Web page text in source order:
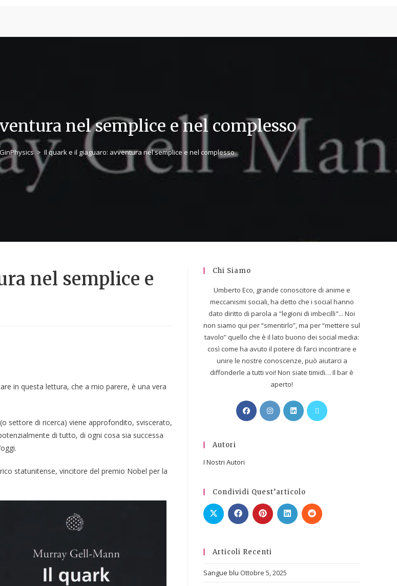
nel semplice e nel complesso
> Il quark e il giaguaro: avventura nel semplice e nel complesso
nel semplice e
in questa lettura, che a mio parere, è una vera
settore di ricerca) viene approfondito, sviscerato,
di tutto, di ogni cosa sia successa
statunitense, vincitore del premio Nobel per la
Chi Siamo
Umberto Eco, grande conoscitore di anime e
meccanismi sociali, ha detto che i social hanno
dato diritto di parola a "legioni di imbecilli"... Noi
non siamo qui per “smentirlo”, ma per “mettere sul
tavolo” quello che è il lato buono dei social media:
così come ha avuto il potere di farci incontrare e
unire le nostre conoscenze, può aiutarci a
diffonderle a tutti voi! Non siate timidi… Il bar è
aperto!
Autori
I Nostri Autori
Condividi Quest’articolo
Articoli Recenti
Sangue blu Ottobre 5, 2025